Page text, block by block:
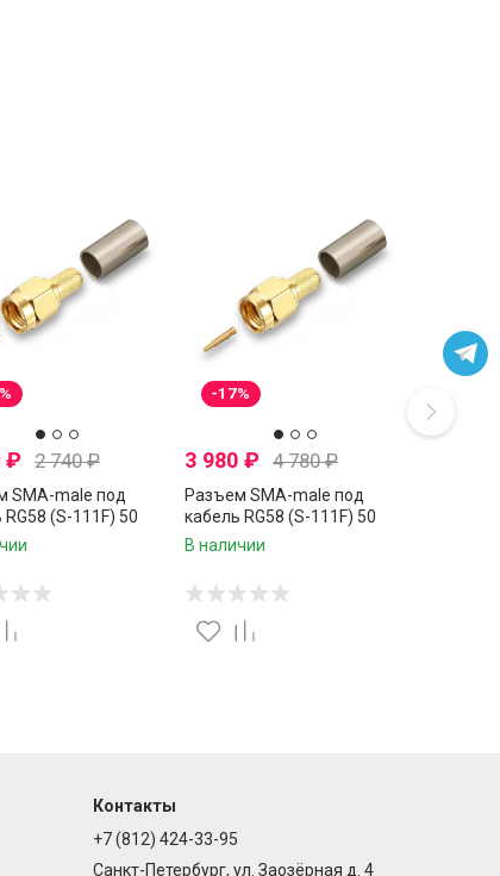
₽ 2 740₽
SMA-male под
RG58 (S-111F) 50
под пайку, 10
-17%
3 980 ₽ 4 780₽
Разъем SMA-male под
кабель RG58 (S-111F) 50
Ом, обжимной под пайку, 20
В наличии
Контакты
+7 (812) 424-33-95
Санкт-Петербург, ул. Заозёрная д. 4